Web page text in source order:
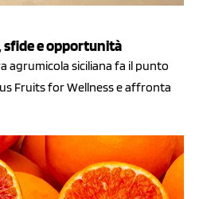
sfide e opportunità
agrumicola siciliana fa il punto
Fruits for Wellness e affronta